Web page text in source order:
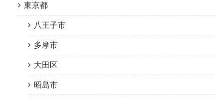
東京都
八王子市
多摩市
大田区
昭島市